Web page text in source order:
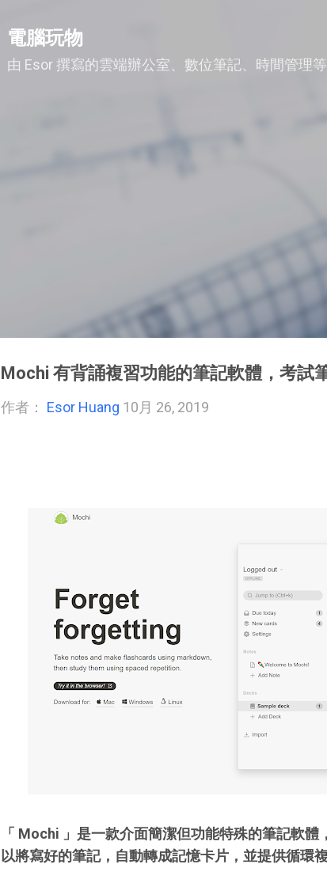
電腦玩物
由 Esor 撰寫的雲端辦公室、數位筆記、時間管理
Mochi 有背誦複習功能的筆記軟體，考試
作者： Esor Huang 10月 26, 2019
「 Mochi 」是一款介面簡潔但功能特殊的筆記軟
以將寫好的筆記，自動轉成記憶卡片，並提供循環